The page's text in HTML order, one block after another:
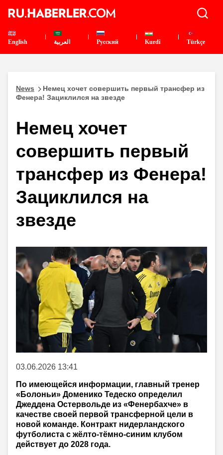
English العربية Pусский Kurdî Türkçe
News
Немец хочет совершить первый трансфер из
Фенера! Зациклился на звезде
Немец хочет
совершить первый
трансфер из Фенера!
Зациклился на
звезде
03.06.2026 13:41
По имеющейся информации, главный тренер
«Болоньи» Доменико Тедеско определил
Джеддена Остервольде из «Фенербахче» в
качестве своей первой трансферной цели в
новой команде. Контракт нидерландского
футболиста с жёлто-тёмно-синим клубом
действует до 2028 года.